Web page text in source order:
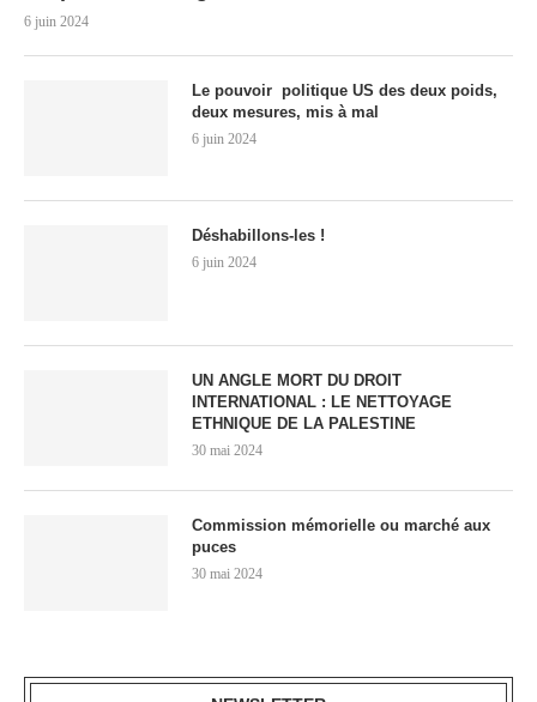
6 juin 2024
Le pouvoir politique US des deux poids,
deux mesures, mis à mal
6 juin 2024
Déshabillons-les !
6 juin 2024
UN ANGLE MORT DU DROIT
INTERNATIONAL : LE NETTOYAGE
ETHNIQUE DE LA PALESTINE
30 mai 2024
Commission mémorielle ou marché aux
puces
30 mai 2024